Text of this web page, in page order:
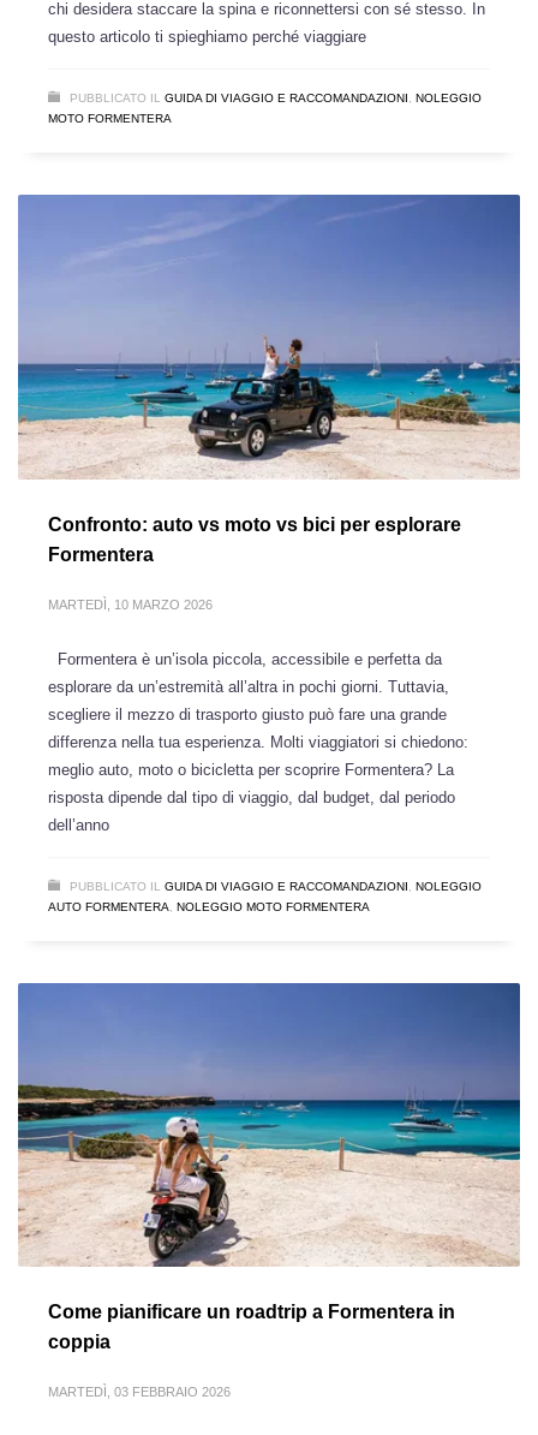
chi desidera staccare la spina e riconnettersi con sé stesso. In
questo articolo ti spieghiamo perché viaggiare
PUBBLICATO IL GUIDA DI VIAGGIO E RACCOMANDAZIONI, NOLEGGIO
MOTO FORMENTERA
Confronto: auto vs moto vs bici per esplorare
Formentera
MARTEDÌ, 10 MARZO 2026
Formentera è un’isola piccola, accessibile e perfetta da
esplorare da un’estremità all’altra in pochi giorni. Tuttavia,
scegliere il mezzo di trasporto giusto può fare una grande
differenza nella tua esperienza. Molti viaggiatori si chiedono:
meglio auto, moto o bicicletta per scoprire Formentera? La
risposta dipende dal tipo di viaggio, dal budget, dal periodo
dell’anno
PUBBLICATO IL GUIDA DI VIAGGIO E RACCOMANDAZIONI NOLEGGIO
AUTO FORMENTERA NOLEGGIO MOTO FORMENTERA
Come pianificare un roadtrip a Formentera in
coppia
MARTEDÌ, 03 FEBBRAIO 2026